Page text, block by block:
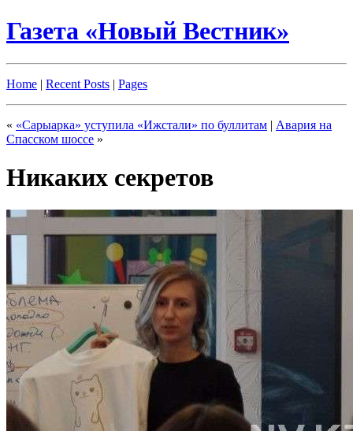
Газета «Новый Вестник»
Home | Recent Posts | Pages
« «Сарыарка» уступила «Ижстали» по буллитам | Авария на
Спасском шоссе »
Никаких секретов